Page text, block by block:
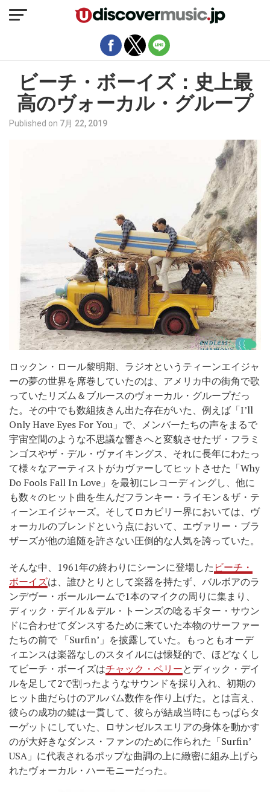
ビーチ・ボーイズ：史上最
高のヴォーカル・グループ
Published on 7月 22, 2019
ロックン・ロール黎明期、ラジオというティーンエイジャ
ーの夢の世界を席巻していたのは、アメリカ中の街角で歌
っていたリズム＆ブルースのヴォーカル・グループだっ
た。その中でも数組抜きん出た存在がいた、例えば「I’ll
Only Have Eyes For You」で、メンバーたちの声をまるで
宇宙空間のような不思議な響きへと変貌させたザ・フラミ
ンゴスやザ・デル・ヴァイキングス、それに長年にわたっ
て様々なアーティストがカヴァーしてヒットさせた「Why
Do Fools Fall In Love」を最初にレコーディングし、他に
も数々のヒット曲を生んだフランキー・ライモン＆ザ・テ
ィーンエイジャーズ。そしてロカビリー界においては、ヴ
ォーカルのブレンドという点において、エヴァリー・ブラ
ザーズが他の追随を許さない圧倒的な人気を誇っていた。
そんな中、1961年の終わりにシーンに登場した ビーチ・
ボーイズは、誰ひとりとして楽器を持たず、バルボアのラ
ンデヴー・ボールルームで1本のマイクの周りに集まり、
ディック・デイル＆デル・トーンズの唸るギター・サウン
ドに合わせてダンスするために来ていた本物のサーファー
たちの前で 「Surfin’」を披露していた。もっともオーデ
ィエンスは楽器なしのスタイルには懐疑的で、ほどなくし
てビーチ・ボーイズはチャック・ベリーとディック・デイ
ルを足して2で割ったようなサウンドを採り入れ、初期の
ヒット曲だらけのアルバム数作を作り上げた。とは言え、
彼らの成功の鍵は一貫して、彼らが結成当時にもっぱらタ
ーゲットにしていた、ロサンゼルスエリアの身体を動かす
のが大好きなダンス・ファンのために作られた「Surfin’
USA」に代表されるポップな曲調の上に緻密に組み上げら
れたヴォーカル・ハーモニーだった。
モバイルバージョンを終了